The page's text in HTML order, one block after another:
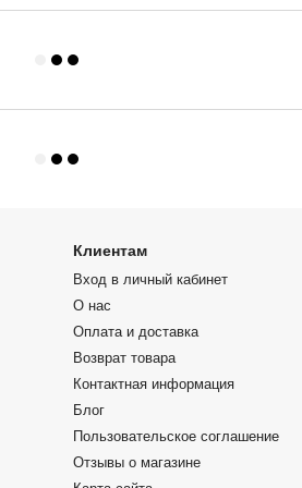
Клиентам
Вход в личный кабинет
О нас
Оплата и доставка
Возврат товара
Контактная информация
Блог
Пользовательское соглашение
Отзывы о магазине